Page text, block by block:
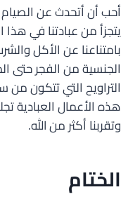
أحب أن أتحدث عن
يتجزأ من عبادتنا في
بامتناعنا عن الأكل
الجنسية من الفجر حتى
التراويح التي تتكون
هذه الأعمال العبادية
وتقربنا أكثر من الله.
الختام